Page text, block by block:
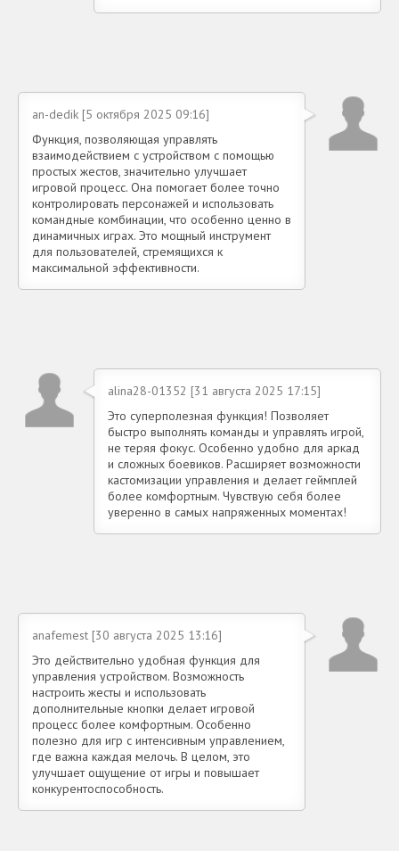
an-dedik [5 октября 2025 09:16]
Функция, позволяющая управлять
взаимодействием с устройством с помощью
простых жестов, значительно улучшает
игровой процесс. Она помогает более точно
контролировать персонажей и использовать
командные комбинации, что особенно ценно в
динамичных играх. Это мощный инструмент
для пользователей, стремящихся к
максимальной эффективности.
alina28-01352 [31 августа 2025 17:15]
Это суперполезная функция! Позволяет
быстро выполнять команды и управлять игрой,
не теряя фокус. Особенно удобно для аркад
и сложных боевиков. Расширяет возможности
кастомизации управления и делает геймплей
более комфортным. Чувствую себя более
уверенно в самых напряженных моментах!
anafemest [30 августа 2025 13:16]
Это действительно удобная функция для
управления устройством. Возможность
настроить жесты и использовать
дополнительные кнопки делает игровой
процесс более комфортным. Особенно
полезно для игр с интенсивным управлением,
где важна каждая мелочь. В целом, это
улучшает ощущение от игры и повышает
конкурентоспособность.